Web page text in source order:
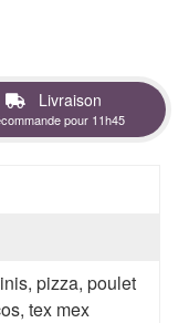
Livraison
pour 11h45
pizza, poulet
tex mex